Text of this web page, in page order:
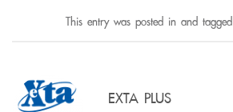
This entry was posted in and tagged
EXTA PLUS